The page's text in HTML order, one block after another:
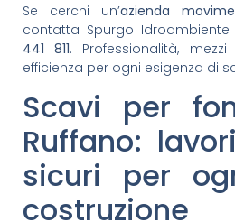
Se cerchi un’azienda
contatta Spurgo
441 811. Professionalità,
efficienza per ogni esigenza di
Scavi per
Ruffano:
sicuri per
costruzione